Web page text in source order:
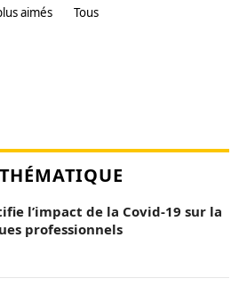
aimés Tous
l’impact de la Covid-19 sur la
professionnels